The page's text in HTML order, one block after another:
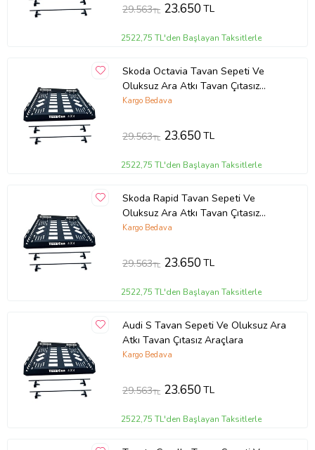
29.563TL 23.650TL
2522,75 TL'den Başlayan Taksitlerle
Skoda Octavia Tavan Sepeti Ve
Oluksuz Ara Atkı Tavan Çıtasız
Araçlara
Kargo Bedava
29.563TL 23.650TL
2522,75 TL'den Başlayan Taksitlerle
Skoda Rapid Tavan Sepeti Ve
Oluksuz Ara Atkı Tavan Çıtasız
Araçlara
Kargo Bedava
29.563TL 23.650TL
2522,75 TL'den Başlayan Taksitlerle
Audi S Tavan Sepeti Ve Oluksuz Ara
Atkı Tavan Çıtasız Araçlara
Kargo Bedava
29.563TL 23.650TL
2522,75 TL'den Başlayan Taksitlerle